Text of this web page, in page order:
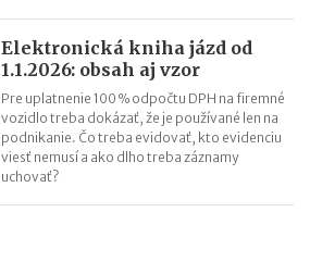
Elektronická kniha jázd od
1.1.2026: obsah aj vzor
Pre uplatnenie 100 % odpočtu DPH na firemné
vozidlo treba dokázať, že je používané len na
podnikanie. Čo treba evidovať, kto evidenciu
viesť nemusí a ako dlho treba záznamy
uchovať?